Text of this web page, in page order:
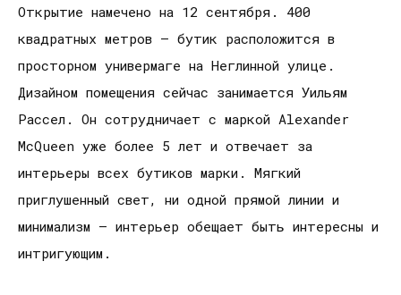
Открытие намечено на 12 сентября. 400
квадратных метров – бутик расположится в
просторном универмаге на Неглинной улице.
Дизайном помещения сейчас занимается Уильям
Рассел. Он сотрудничает с маркой Alexander
McQueen уже более 5 лет и отвечает за
интерьеры всех бутиков марки. Мягкий
приглушенный свет, ни одной прямой линии и
минимализм – интерьер обещает быть интересны и
интригующим.